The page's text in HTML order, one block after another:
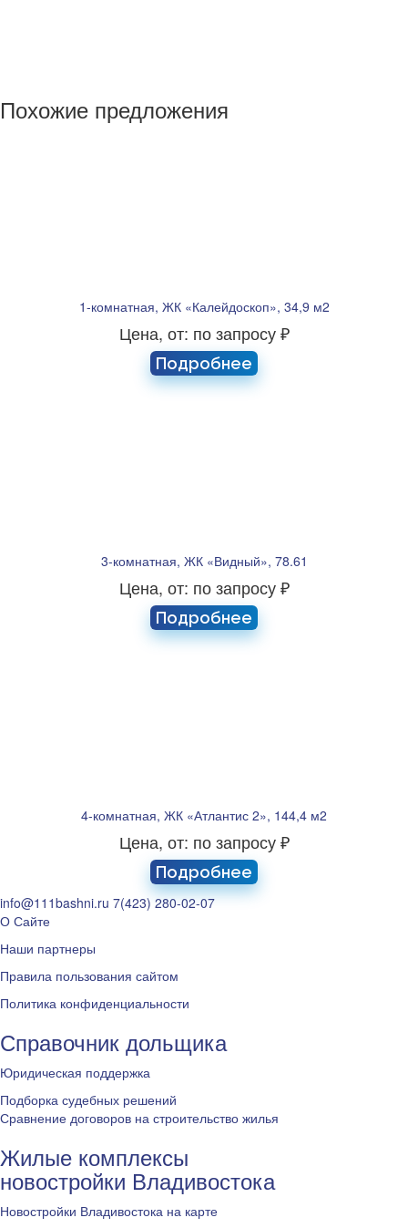
Похожие предложения
1-комнатная, ЖК «Калейдоскоп», 34,9 м2
Цена, от: по запросу ₽
Подробнее
3-комнатная, ЖК «Видный», 78.61
Цена, от: по запросу ₽
Подробнее
4-комнатная, ЖК «Атлантис 2», 144,4 м2
Цена, от: по запросу ₽
Подробнее
info@111bashni.ru 7(423) 280-02-07
О Сайте
Наши партнеры
Правила пользования сайтом
Политика конфиденциальности
Справочник дольщика
Юридическая поддержка
Подборка судебных решений
Сравнение договоров на строительство жилья
Жилые комплексы
новостройки Владивостока
Новостройки Владивостока на карте